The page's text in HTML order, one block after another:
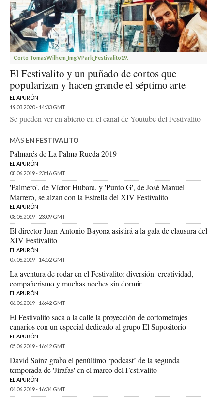
Corto TomasWilhem_Img VPark_Festivalito19.
El Festivalito y un puñado de cortos que
popularizan y hacen grande el séptimo arte
EL APURÓN
19.03.2020 - 14:33 GMT
Se pueden ver en abierto en el canal de Youtube del Festivalito
MÁS EN FESTIVALITO
Palmarés de La Palma Rueda 2019
EL APURÓN
08.06.2019 - 23:16 GMT
'Palmero', de Víctor Hubara, y 'Punto G', de José Manuel
Marrero, se alzan con la Estrella del XIV Festivalito
EL APURÓN
08.06.2019 - 23:09 GMT
El director Juan Antonio Bayona asistirá a la gala de clausura del
XIV Festivalito
EL APURÓN
07.06.2019 - 14:52 GMT
La aventura de rodar en el Festivalito: diversión, creatividad,
compañerismo y muchas noches sin dormir
EL APURÓN
06.06.2019 - 16:42 GMT
El Festivalito saca a la calle la proyección de cortometrajes
canarios con un especial dedicado al grupo El Supositorio
EL APURÓN
05.06.2019 - 16:42 GMT
David Sainz graba el penúltimo ‘podcast’ de la segunda
temporada de 'Jirafas' en el marco del Festivalito
EL APURÓN
04.06.2019 - 16:34 GMT